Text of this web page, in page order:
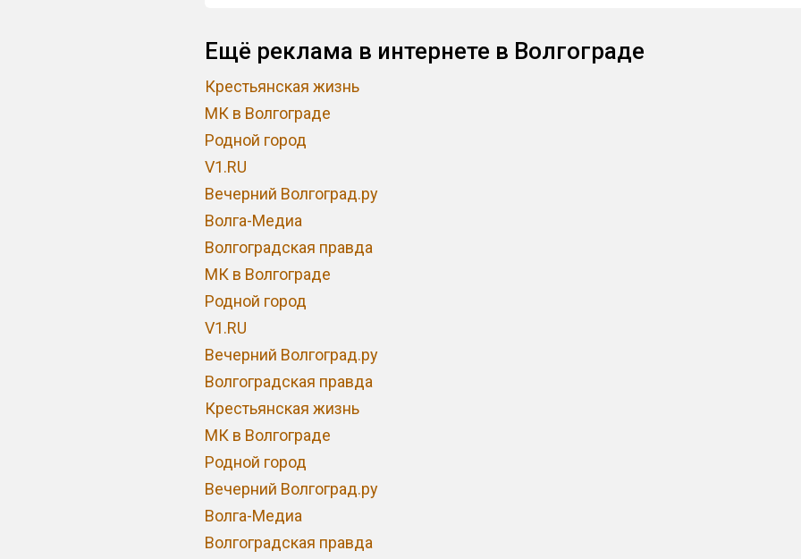
Ещё реклама в интернете в Волгограде
Крестьянская жизнь
МК в Волгограде
Родной город
V1.RU
Вечерний Волгоград.ру
Волга-Медиа
Волгоградская правда
МК в Волгограде
Родной город
V1.RU
Вечерний Волгоград.ру
Волгоградская правда
Крестьянская жизнь
МК в Волгограде
Родной город
Вечерний Волгоград.ру
Волга-Медиа
Волгоградская правда